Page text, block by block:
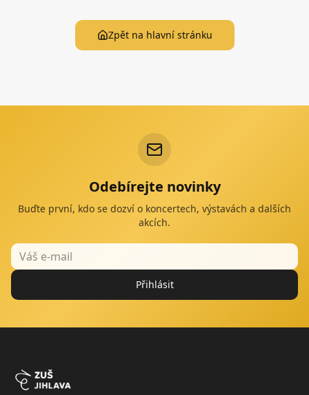
Zpět na hlavní stránku
Odebírejte novinky
Buďte první, kdo se dozví o koncertech, výstavách a dalších
akcích.
Přihlásit